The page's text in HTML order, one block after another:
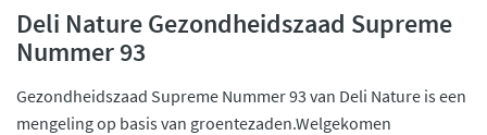
Deli Nature Gezondheidszaad Supreme
Nummer 93
Gezondheidszaad Supreme Nummer 93 van Deli Nature is een
mengeling op basis van groentezaden.Welgekomen